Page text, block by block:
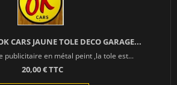
CARS JAUNE TOLE DECO GARAGE...
publicitaire en métal peint ,la tole est...
20,00 € TTC